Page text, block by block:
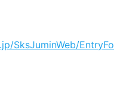
SksJuminWeb/EntryFo